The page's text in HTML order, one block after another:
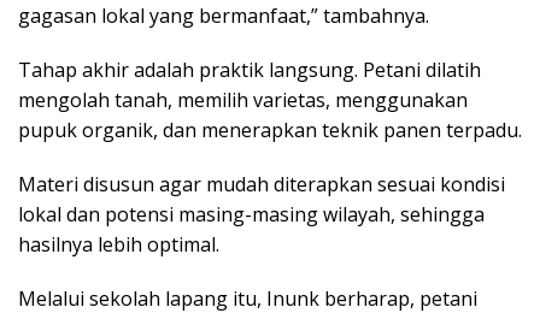
gagasan lokal yang bermanfaat,” tambahnya.
Tahap akhir adalah praktik langsung. Petani dilatih
mengolah tanah, memilih varietas, menggunakan
pupuk organik, dan menerapkan teknik panen terpadu.
Materi disusun agar mudah diterapkan sesuai kondisi
lokal dan potensi masing-masing wilayah, sehingga
hasilnya lebih optimal.
Melalui sekolah lapang itu, Inunk berharap, petani